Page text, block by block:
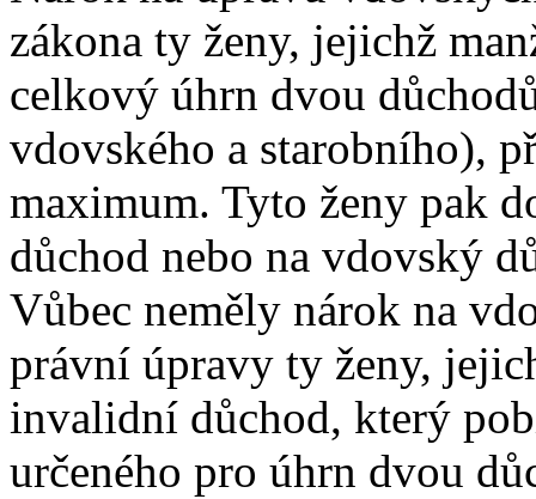
zákona ty ženy, jejichž
celkový úhrn dvou
vdovského a starobního),
maximum. Tyto ženy pak
důchod nebo na vdovský
Vůbec neměly nárok na
právní úpravy ty ženy,
invalidní důchod, který
určeného pro úhrn dvou